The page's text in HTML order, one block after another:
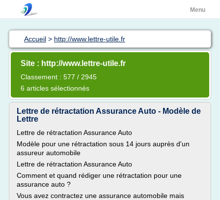
Menu
Accueil > http://www.lettre-utile.fr
Site : http://www.lettre-utile.fr
Classement : 577 / 2945
6 articles sélectionnés
Lettre de rétractation Assurance Auto - Modèle de
Lettre
Lettre de rétractation Assurance Auto
Modèle pour une rétractation sous 14 jours auprès d'un
assureur automobile
Lettre de rétractation Assurance Auto
Comment et quand rédiger une rétractation pour une
assurance auto ?
Vous avez contractez une assurance automobile mais